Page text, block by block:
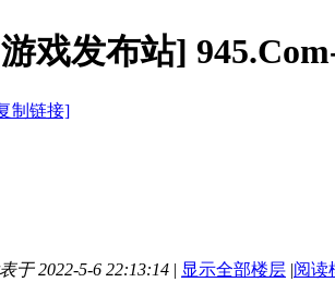
戏发布站]
制链接]
于 2022-5-6 22:13:14 | 显示全部楼层 |阅读